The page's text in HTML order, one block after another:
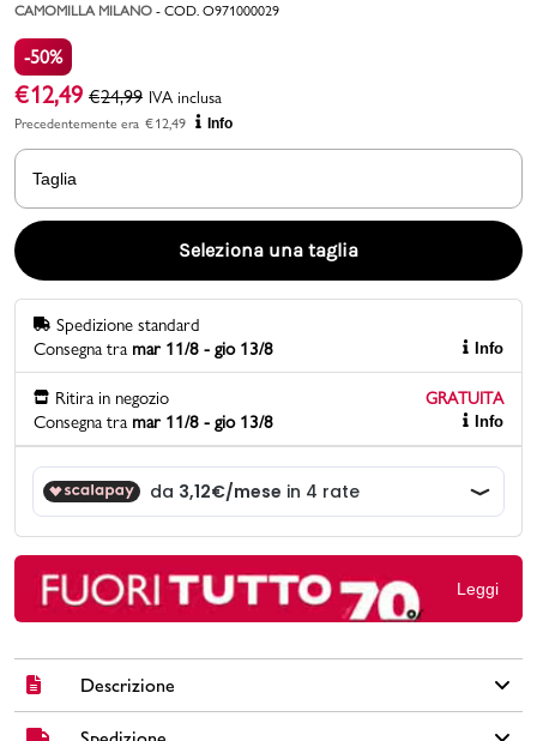
Marchi
Accedi | Registrati
Carrello
Promo & News
negozi
contatti
pcard
Gift card
CAMOMILLA MILANO - COD. O971000029
-50%
€12,49 €24,99 IVA inclusa
Precedentemente era €12,49 Info
Taglia
Seleziona una taglia
Spedizione standard
Consegna tra mar 11/8 - gio 13/8 Info
Ritira in negozio
GRATUITA
Consegna tra mar 11/8 - gio 13/8 Info
Leggi
Descrizione